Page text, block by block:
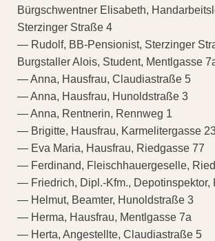
Bürgschwentner Elisabeth,
Sterzinger Straße 4
— Rudolf, BB-Pensionist, Sterzinger
Burgstaller Alois, Student, Mentlgasse
— Anna, Hausfrau, Claudiastraße 5
— Anna, Hausfrau, Hunoldstraße 3
— Anna, Rentnerin, Rennweg 1
— Brigitte, Hausfrau, Karmelitergasse
— Eva Maria, Hausfrau, Riedgasse 77
— Ferdinand, Fleischhauergeselle,
— Friedrich, Dipl.-Kfm., Depotinspektor,
— Helmut, Beamter, Hunoldstraße 3
— Herma, Hausfrau, Mentlgasse 7a
— Herta, Angestellte, Claudiastraße 5